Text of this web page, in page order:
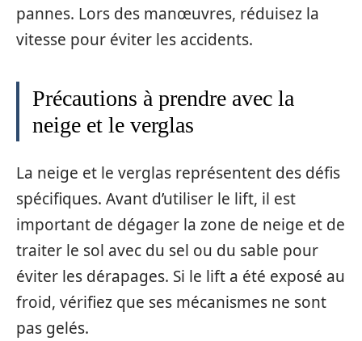
pannes. Lors des manœuvres, réduisez la
vitesse pour éviter les accidents.
Précautions à prendre avec la
neige et le verglas
La neige et le verglas représentent des défis
spécifiques. Avant d’utiliser le lift, il est
important de dégager la zone de neige et de
traiter le sol avec du sel ou du sable pour
éviter les dérapages. Si le lift a été exposé au
froid, vérifiez que ses mécanismes ne sont
pas gelés.